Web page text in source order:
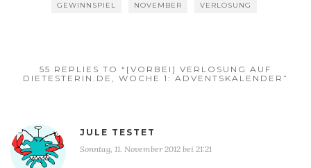
GEWINNSPIEL NOVEMBER VERLOSUNG
55 REPLIES TO “[VORBEI] VERLOSUNG AUF
DIETESTERIN.DE, WOCHE 1: ADVENTSKALENDER”
JULE TESTET
Sonntag, 11. November 2012 bei 21:21